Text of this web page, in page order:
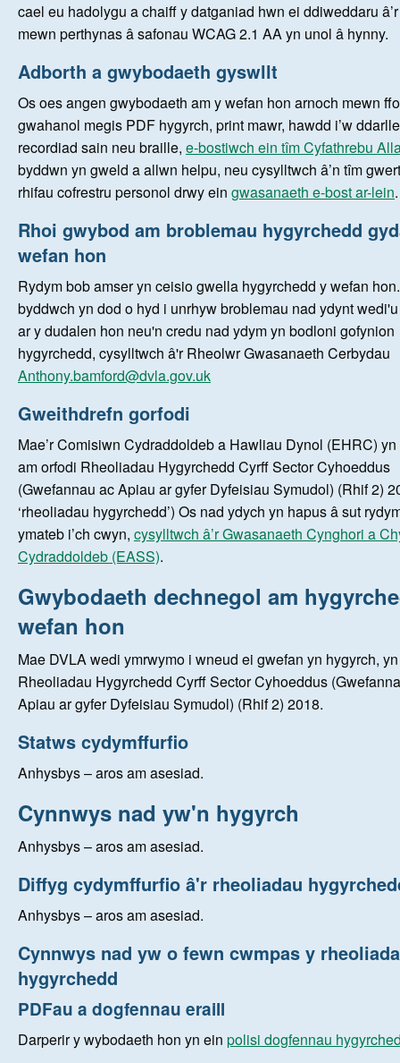
cael eu hadolygu a chaiff y datganiad hwn ei ddiweddaru
mewn perthynas â safonau WCAG 2.1 AA yn unol â hynny.
Adborth a gwybodaeth gyswllt
Os oes angen gwybodaeth am y wefan hon arnoch mewn
gwahanol megis PDF hygyrch, print mawr, hawdd i’w
recordiad sain neu braille, e-bostiwch ein tîm Cyfathrebu
byddwn yn gweld a allwn helpu, neu cysylltwch â’n tîm
rhifau cofrestru personol drwy ein gwasanaeth e-bost ar-lein.
Rhoi gwybod am broblemau hygyrchedd
wefan hon
Rydym bob amser yn ceisio gwella hygyrchedd y wefan
byddwch yn dod o hyd i unrhyw broblemau nad ydynt
ar y dudalen hon neu'n credu nad ydym yn bodloni gofynion
hygyrchedd, cysylltwch â'r Rheolwr Gwasanaeth Cerbydau
Anthony.bamford@dvla.gov.uk
Gweithdrefn gorfodi
Mae’r Comisiwn Cydraddoldeb a Hawliau Dynol (EHRC)
am orfodi Rheoliadau Hygyrchedd Cyrff Sector Cyhoeddus
(Gwefannau ac Apiau ar gyfer Dyfeisiau Symudol) (Rhif 2)
‘rheoliadau hygyrchedd’) Os nad ydych yn hapus â sut
ymateb i’ch cwyn, cysylltwch â’r Gwasanaeth Cynghori a
Cydraddoldeb (EASS).
Gwybodaeth dechnegol am
wefan hon
Mae DVLA wedi ymrwymo i wneud ei gwefan yn hygyrch,
Rheoliadau Hygyrchedd Cyrff Sector Cyhoeddus
Apiau ar gyfer Dyfeisiau Symudol) (Rhif 2) 2018.
Statws cydymffurfio
Anhysbys – aros am asesiad.
Cynnwys nad yw'n hygyrch
Anhysbys – aros am asesiad.
Diffyg cydymffurfio â'r rheoliadau
Anhysbys – aros am asesiad.
Cynnwys nad yw o fewn cwmpas y
hygyrchedd
PDFau a dogfennau eraill
Darperir y wybodaeth hon yn ein polisi dogfennau